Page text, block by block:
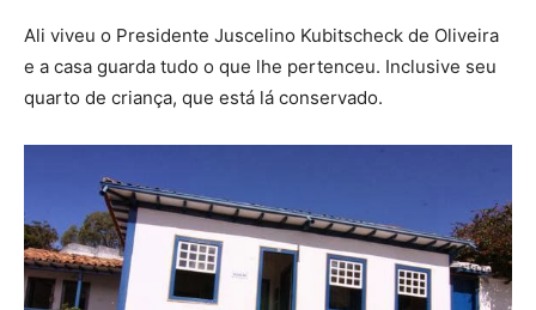
Ali viveu o Presidente Juscelino Kubitscheck de Oliveira
e a casa guarda tudo o que lhe pertenceu. Inclusive seu
quarto de criança, que está lá conservado.